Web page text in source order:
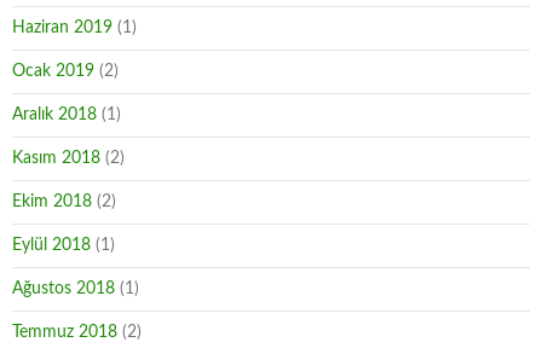
Haziran 2019 (1)
Ocak 2019 (2)
Aralık 2018 (1)
Kasım 2018 (2)
Ekim 2018 (2)
Eylül 2018 (1)
Ağustos 2018 (1)
Temmuz 2018 (2)